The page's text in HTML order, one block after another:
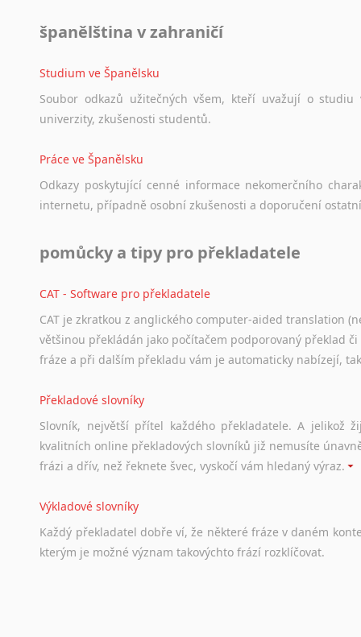
španělština v zahraničí
Studium ve Španělsku
Soubor odkazů užitečných všem, kteří uvažují o studiu
univerzity, zkušenosti studentů.
Práce ve Španělsku
Odkazy poskytující cenné informace nekomerčního
internetu, případně osobní zkušenosti a doporučení
pomůcky a tipy pro překladatele
CAT - Software pro překladatele
CAT je zkratkou z anglického computer-aided translation
většinou překládán jako počítačem podporovaný překlad
fráze a při dalším překladu vám je automaticky nabízejí,
Překladové slovníky
Slovník, největší přítel každého překladatele. A jelikož
kvalitních online překladových slovníků již nemusíte
frázi a dřív, než řeknete švec, vyskočí vám hledaný výraz.
Výkladové slovníky
Každý překladatel dobře ví, že některé fráze v daném
kterým je možné význam takovýchto frází rozklíčovat.